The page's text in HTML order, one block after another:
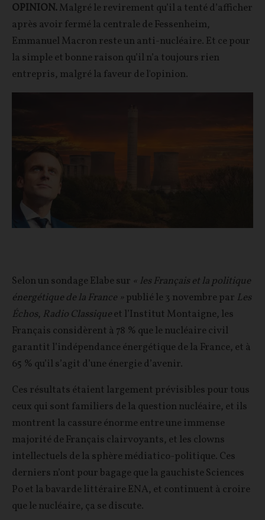
OPINION.Malgré le revirement qu’il a tenté d’afficher
après avoir fermé la centrale de Fessenheim,
Emmanuel Macron reste un anti-nucléaire. Et ce pour
la simple et bonne raison qu’il n’a toujours rien
entrepris, malgré la faveur de l'opinion.
Selon un sondage Elabe sur « les Français et la politique
énergétique de la France »publié le 3 novembre par Les
Échos, Radio Classiqueet l’Institut Montaigne, les
Français considèrent à 78 % que le nucléaire civil
garantit l’indépendance énergétique de la France, et à
65 % qu’il s’agit d’une énergie d’avenir.
Ces résultats étaient largement prévisibles pour tous
ceux qui sont familiers de la question nucléaire, et ils
montrent la cassure énorme entre une immense
majorité de Français clairvoyants, et les clowns
intellectuels de la sphère médiatico-politique. Ces
derniers n’ont pour bagage que la gauchiste Sciences
Po et la bavarde littéraire ENA, et continuent à croire
que le nucléaire, ça se discute.